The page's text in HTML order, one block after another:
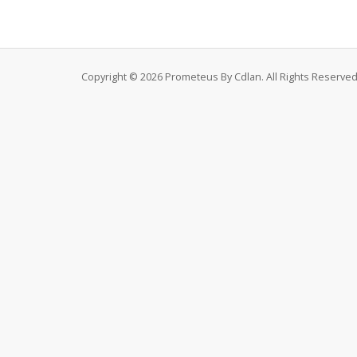
Copyright © 2026 Prometeus By Cdlan. All Rights